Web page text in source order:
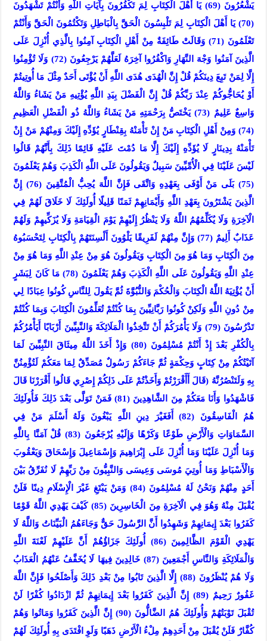
يَشْعُرُونَ (69) يَا أَهْلَ الْكِتَابِ لِمَ تَكْفُرُونَ بِآيَاتِ اللَّهِ وَأَنْتُمْ تَشْهَدُونَ
(70) يَا أَهْلَ الْكِتَابِ لِمَ تَلْبِسُونَ الْحَقَّ بِالْبَاطِلِ وَتَكْتُمُونَ الْحَقَّ وَأَنْتُمْ
تَعْلَمُونَ (71) وَقَالَتْ طَائِفَةٌ مِنْ أَهْلِ الْكِتَابِ آمِنُوا بِالَّذِي أُنْزِلَ عَلَى
الَّذِينَ آمَنُوا وَجْهَ النَّهَارِ وَاكْفُرُوا آخِرَهُ لَعَلَّهُمْ يَرْجِعُونَ (72) وَلَا تُؤْمِنُوا
إِلَّا لِمَنْ تَبِعَ دِينَكُمْ قُلْ إِنَّ الْهُدَى هُدَى اللَّهِ أَنْ يُؤْتَى أَحَدٌ مِثْلَ مَا أُوتِيتُمْ
أَوْ يُحَاجُّوكُمْ عِنْدَ رَبِّكُمْ قُلْ إِنَّ الْفَضْلَ بِيَدِ اللَّهِ يُؤْتِيهِ مَنْ يَشَاءُ وَاللَّهُ
وَاسِعٌ عَلِيمٌ (73) يَخْتَصُّ بِرَحْمَتِهِ مَنْ يَشَاءُ وَاللَّهُ ذُو الْفَضْلِ الْعَظِيمِ
(74) وَمِنْ أَهْلِ الْكِتَابِ مَنْ إِنْ تَأْمَنْهُ بِقِنْطَارٍ يُؤَدِّهِ إِلَيْكَ وَمِنْهُمْ مَنْ إِنْ
تَأْمَنْهُ بِدِينَارٍ لَا يُؤَدِّهِ إِلَيْكَ إِلَّا مَا دُمْتَ عَلَيْهِ قَائِمًا ذَلِكَ بِأَنَّهُمْ قَالُوا
لَيْسَ عَلَيْنَا فِي الْأُمِّيِّينَ سَبِيلٌ وَيَقُولُونَ عَلَى اللَّهِ الْكَذِبَ وَهُمْ يَعْلَمُونَ
(75) بَلَى مَنْ أَوْفَى بِعَهْدِهِ وَاتَّقَى فَإِنَّ اللَّهَ يُحِبُّ الْمُتَّقِينَ (76) إِنَّ
الَّذِينَ يَشْتَرُونَ بِعَهْدِ اللَّهِ وَأَيْمَانِهِمْ ثَمَنًا قَلِيلًا أُولَئِكَ لَا خَلَاقَ لَهُمْ فِي
الْآخِرَةِ وَلَا يُكَلِّمُهُمُ اللَّهُ وَلَا يَنْظُرُ إِلَيْهِمْ يَوْمَ الْقِيَامَةِ وَلَا يُزَكِّيهِمْ وَلَهُمْ
عَذَابٌ أَلِيمٌ (77) وَإِنَّ مِنْهُمْ لَفَرِيقًا يَلْوُونَ أَلْسِنَتَهُمْ بِالْكِتَابِ لِتَحْسَبُوهُ
مِنَ الْكِتَابِ وَمَا هُوَ مِنَ الْكِتَابِ وَيَقُولُونَ هُوَ مِنْ عِنْدِ اللَّهِ وَمَا هُوَ مِنْ
عِنْدِ اللَّهِ وَيَقُولُونَ عَلَى اللَّهِ الْكَذِبَ وَهُمْ يَعْلَمُونَ (78) مَا كَانَ لِبَشَرٍ
أَنْ يُؤْتِيَهُ اللَّهُ الْكِتَابَ وَالْحُكْمَ وَالنُّبُوَّةَ ثُمَّ يَقُولَ لِلنَّاسِ كُونُوا عِبَادًا لِي
مِنْ دُونِ اللَّهِ وَلَكِنْ كُونُوا رَبَّانِيِّينَ بِمَا كُنْتُمْ تُعَلِّمُونَ الْكِتَابَ وَبِمَا كُنْتُمْ
تَدْرُسُونَ (79) وَلَا يَأْمُرَكُمْ أَنْ تَتَّخِذُوا الْمَلَائِكَةَ وَالنَّبِيِّينَ أَرْبَابًا أَيَأْمُرُكُمْ
بِالْكُفْرِ بَعْدَ إِذْ أَنْتُمْ مُسْلِمُونَ (80) وَإِذْ أَخَذَ اللَّهُ مِيثَاقَ النَّبِيِّينَ لَمَا
آتَيْتُكُمْ مِنْ كِتَابٍ وَحِكْمَةٍ ثُمَّ جَاءَكُمْ رَسُولٌ مُصَدِّقٌ لِمَا مَعَكُمْ لَتُؤْمِنُنَّ
بِهِ وَلَتَنْصُرُنَّهُ (قَالَ أَأَقْرَرْتُمْ وَأَخَذْتُمْ عَلَى ذَلِكُمْ إِصْرِي قَالُوا أَقْرَرْنَا قَالَ
فَاشْهَدُوا وَأَنَا مَعَكُمْ مِنَ الشَّاهِدِينَ (81) فَمَنْ تَوَلَّى بَعْدَ ذَلِكَ فَأُولَئِكَ
هُمُ الْفَاسِقُونَ (82) أَفَغَيْرَ دِينِ اللَّهِ يَبْغُونَ وَلَهُ أَسْلَمَ مَنْ فِي
السَّمَاوَاتِ وَالْأَرْضِ طَوْعًا وَكَرْهًا وَإِلَيْهِ يُرْجَعُونَ (83) قُلْ آمَنَّا بِاللَّهِ
وَمَا أُنْزِلَ عَلَيْنَا وَمَا أُنْزِلَ عَلَى إِبْرَاهِيمَ وَإِسْمَاعِيلَ وَإِسْحَاقَ وَيَعْقُوبَ
وَالْأَسْبَاطِ وَمَا أُوتِيَ مُوسَى وَعِيسَى وَالنَّبِيُّونَ مِنْ رَبِّهِمْ لَا نُفَرِّقُ بَيْنَ
أَحَدٍ مِنْهُمْ وَنَحْنُ لَهُ مُسْلِمُونَ (84) وَمَنْ يَبْتَغِ غَيْرَ الْإِسْلَامِ دِينًا فَلَنْ
يُقْبَلَ مِنْهُ وَهُوَ فِي الْآخِرَةِ مِنَ الْخَاسِرِينَ (85) كَيْفَ يَهْدِي اللَّهُ قَوْمًا
كَفَرُوا بَعْدَ إِيمَانِهِمْ وَشَهِدُوا أَنَّ الرَّسُولَ حَقٌّ وَجَاءَهُمُ الْبَيِّنَاتُ وَاللَّهُ لَا
يَهْدِي الْقَوْمَ الظَّالِمِينَ (86) أُولَئِكَ جَزَاؤُهُمْ أَنَّ عَلَيْهِمْ لَعْنَةَ اللَّهِ
وَالْمَلَائِكَةِ وَالنَّاسِ أَجْمَعِينَ (87) خَالِدِينَ فِيهَا لَا يُخَفَّفُ عَنْهُمُ الْعَذَابُ
وَلَا هُمْ يُنْظَرُونَ (88) إِلَّا الَّذِينَ تَابُوا مِنْ بَعْدِ ذَلِكَ وَأَصْلَحُوا فَإِنَّ اللَّهَ
غَفُورٌ رَحِيمٌ (89) إِنَّ الَّذِينَ كَفَرُوا بَعْدَ إِيمَانِهِمْ ثُمَّ ازْدَادُوا كُفْرًا لَنْ
تُقْبَلَ تَوْبَتُهُمْ وَأُولَئِكَ هُمُ الضَّالُّونَ (90) إِنَّ الَّذِينَ كَفَرُوا وَمَاتُوا وَهُمْ
كُفَّارٌ فَلَنْ يُقْبَلَ مِنْ أَحَدِهِمْ مِلْءُ الْأَرْضِ ذَهَبًا وَلَوِ افْتَدَى بِهِ أُولَئِكَ لَهُمْ